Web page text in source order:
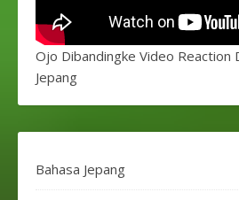
Ojo Dibandingke Video Reaction
Jepang
Bahasa Jepang